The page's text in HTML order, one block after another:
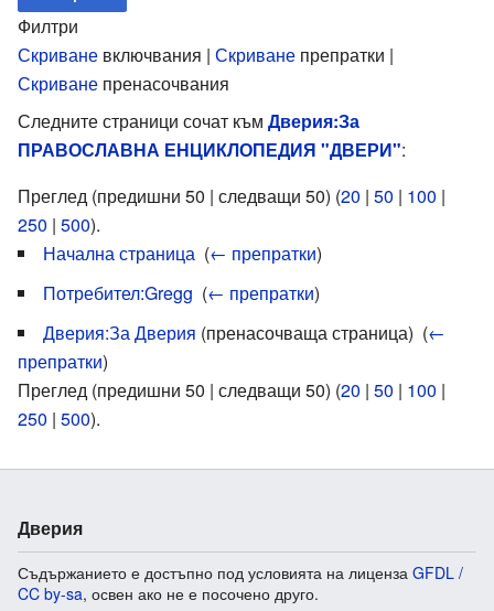
Филтри
Скриване включвания | Скриване препратки |
Скриване пренасочвания
Следните страници сочат към Дверия:За
ПРАВОСЛАВНА ЕНЦИКЛОПЕДИЯ "ДВЕРИ":
Преглед (предишни 50 | следващи 50) (20 | 50 | 100 |
250 | 500).
Начална страница (← препратки)
Потребител:Gregg (← препратки)
Дверия:За Дверия (пренасочваща страница) ‎ (←
препратки)
Преглед (предишни 50 | следващи 50) (20 | 50 | 100 |
250 | 500).
Дверия
Съдържанието е достъпно под условията на лиценза GFDL /
CC by-sa, освен ако не е посочено друго.